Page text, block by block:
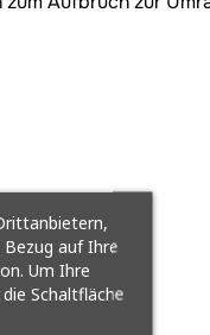
Bezug auf Ihre
Um Ihre
Schaltfläche